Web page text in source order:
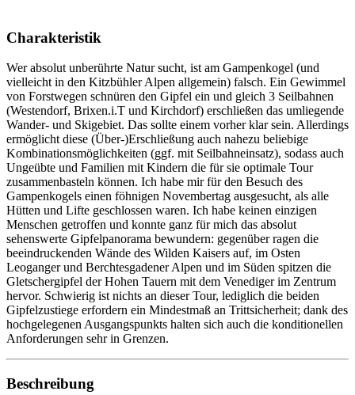
Charakteristik
Wer absolut unberührte Natur sucht, ist am Gampenkogel (und
vielleicht in den Kitzbühler Alpen allgemein) falsch. Ein Gewimmel
von Forstwegen schnüren den Gipfel ein und gleich 3 Seilbahnen
(Westendorf, Brixen.i.T und Kirchdorf) erschließen das umliegende
Wander- und Skigebiet. Das sollte einem vorher klar sein. Allerdings
ermöglicht diese (Über-)Erschließung auch nahezu beliebige
Kombinationsmöglichkeiten (ggf. mit Seilbahneinsatz), sodass auch
Ungeübte und Familien mit Kindern die für sie optimale Tour
zusammenbasteln können. Ich habe mir für den Besuch des
Gampenkogels einen föhnigen Novembertag ausgesucht, als alle
Hütten und Lifte geschlossen waren. Ich habe keinen einzigen
Menschen getroffen und konnte ganz für mich das absolut
sehenswerte Gipfelpanorama bewundern: gegenüber ragen die
beeindruckenden Wände des Wilden Kaisers auf, im Osten
Leoganger und Berchtesgadener Alpen und im Süden spitzen die
Gletschergipfel der Hohen Tauern mit dem Venediger im Zentrum
hervor. Schwierig ist nichts an dieser Tour, lediglich die beiden
Gipfelzustiege erfordern ein Mindestmaß an Trittsicherheit; dank des
hochgelegenen Ausgangspunkts halten sich auch die konditionellen
Anforderungen sehr in Grenzen.
Beschreibung